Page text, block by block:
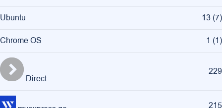
Ubuntu 13 (7)
Chrome OS 1 (1)
Direct
229
215